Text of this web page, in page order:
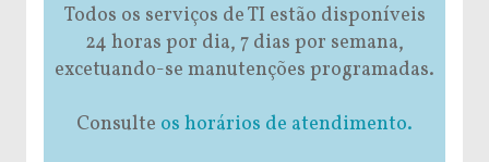
Todos os serviços de TI estão disponíveis
24 horas por dia, 7 dias por semana,
excetuando-se manutenções programadas.
Consulte os horários de atendimento.